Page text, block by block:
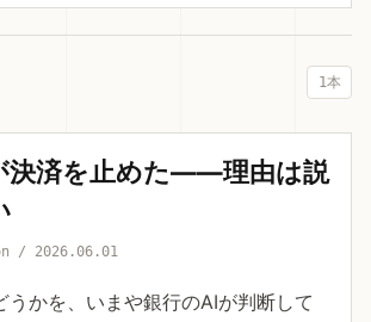
1本
決済を止めた——理由は説
/ 2026.06.01
うかを、いまや銀行のAIが判断して